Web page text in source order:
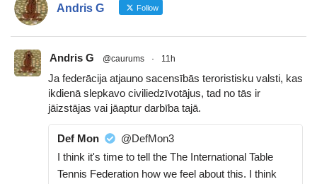
Andris G Follow
Andris G @caurums · 11h
Ja federācija atjauno sacensībās teroristisku valsti, kas
ikdienā slepkavo civiliedzīvotājus, tad no tās ir
jāizstājas vai jāaptur darbība tajā.
Def Mon
@DefMon3
I think it's time to tell the The International Table
Tennis Federation how we feel about this. I think